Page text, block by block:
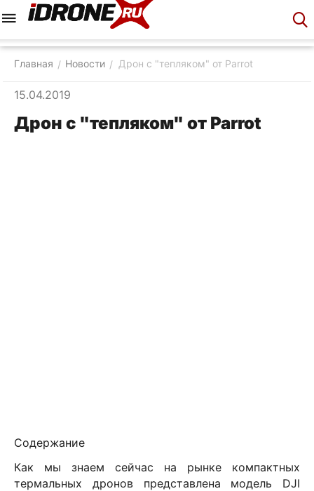
Главная / Новости / Дрон с "тепляком" от Parrot
15.04.2019
Дрон с "тепляком" от Parrot
Содержание
Как мы знаем сейчас на рынке компактных
термальных дронов представлена модель DJI
Корзина